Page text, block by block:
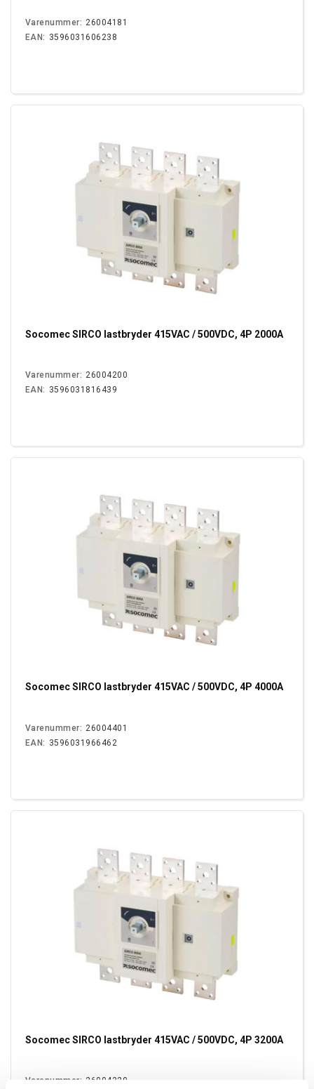
Varenummer: 26004181
EAN: 3596031606238
Socomec SIRCO lastbryder 415VAC / 500VDC, 4P 2000A
Varenummer: 26004200
EAN: 3596031816439
Socomec SIRCO lastbryder 415VAC / 500VDC, 4P 4000A
Varenummer: 26004401
EAN: 3596031966462
Socomec SIRCO lastbryder 415VAC / 500VDC, 4P 3200A
Varenummer: 26004320